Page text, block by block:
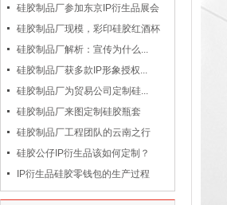
硅胶制品厂参加东京IP衍生品展会
硅胶制品厂现模，彩印硅胶红酒杯
硅胶制品厂解析：宣传为什么...
硅胶制品厂获多款IP形象授权...
硅胶制品厂为贸易公司定制硅...
硅胶制品厂来图定制硅胶瓶套
硅胶制品厂工程团队的云南之行
硅胶公仔IP衍生品该如何定制？
IP衍生品硅胶零钱包的生产过程